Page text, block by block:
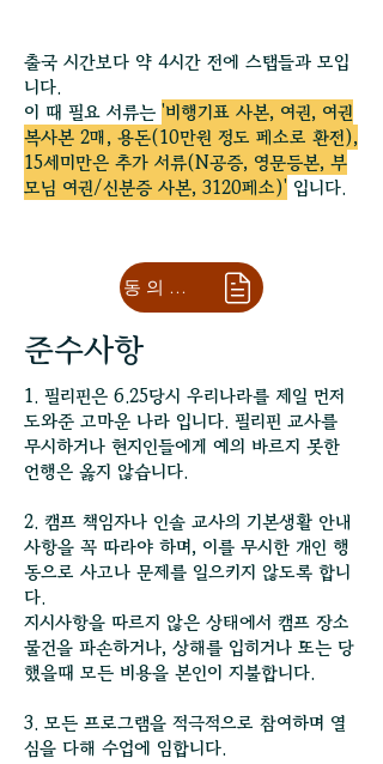
출국 시간보다 약 4시간 전에 스탭들과 모입
니다.
이 때 필요 서류는 '비행기표 사본, 여권, 여권
복사본 2매, 용돈(10만원 정도 페소로 환전),
15세미만은 추가 서류(N공증, 영문등본, 부
모님 여권/신분증 사본, 3120페소)' 입니다.
동의서 다운로드
준수사항
1. 필리핀은 6.25당시 우리나라를 제일 먼저
도와준 고마운 나라 입니다. 필리핀 교사를
무시하거나 현지인들에게 예의 바르지 못한
언행은 옳지 않습니다.​
2. 캠프 책임자나 인솔 교사의 기본생활 안내
사항을 꼭 따라야 하며, 이를 무시한 개인 행
동으로 사고나 문제를 일으키지 않도록 합니
다.
지시사항을 따르지 않은 상태에서 캠프 장소
물건을 파손하거나, 상해를 입히거나 또는 당
했을때 모든 비용을 본인이 지불합니다.​
3. 모든 프로그램을 적극적으로 참여하며 열
심을 다해 수업에 임합니다.​